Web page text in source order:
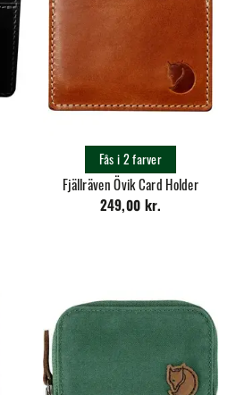
Fjällräven Övik Card Holder
249,00 kr.
Fås i 2 farver